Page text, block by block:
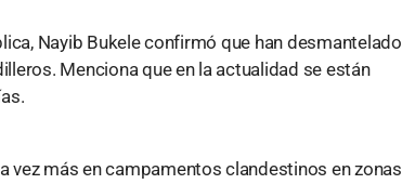
Nayib Bukele confirmó que han desmantelado
Menciona que en la actualidad se están
vez más en campamentos clandestinos en zonas